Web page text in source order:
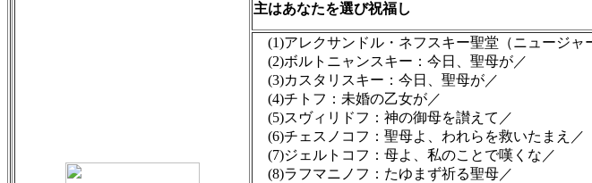
主はあなたを選び祝福し
(1)アレクサンドル・ネフスキー聖堂（ニュージャ
(2)ボルトニャンスキー：今日、聖母が／
(3)カスタリスキー：今日、聖母が／
(4)チトフ：未婚の乙女が／
(5)スヴィリドフ：神の御母を讃えて／
(6)チェスノコフ：聖母よ、われらを救いたまえ／
(7)ジェルトコフ：母よ、私のことで嘆くな／
(8)ラフマニノフ：たゆまず祈る聖母／